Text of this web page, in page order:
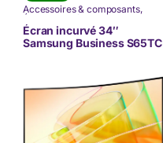
Accessoires & composants,
Écran PC
Informatique
INFORMATIQUE, Nos Marques
Samsung
Écran incurvé 34″
Samsung Business S65TC